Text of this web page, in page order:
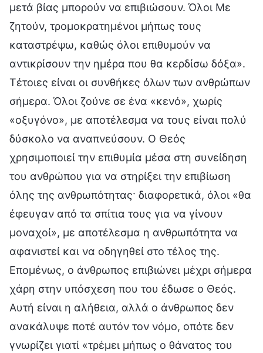
μετά βίας μπορούν να επιβιώσουν. Όλοι Με
ζητούν, τρομοκρατημένοι μήπως τους
καταστρέψω, καθώς όλοι επιθυμούν να
αντικρίσουν την ημέρα που θα κερδίσω δόξα».
Τέτοιες είναι οι συνθήκες όλων των ανθρώπων
σήμερα. Όλοι ζούνε σε ένα «κενό», χωρίς
«οξυγόνο», με αποτέλεσμα να τους είναι πολύ
δύσκολο να αναπνεύσουν. Ο Θεός
χρησιμοποιεί την επιθυμία μέσα στη συνείδηση
του ανθρώπου για να στηρίξει την επιβίωση
όλης της ανθρωπότητας· διαφορετικά, όλοι «θα
έφευγαν από τα σπίτια τους για να γίνουν
μοναχοί», με αποτέλεσμα η ανθρωπότητα να
αφανιστεί και να οδηγηθεί στο τέλος της.
Επομένως, ο άνθρωπος επιβιώνει μέχρι σήμερα
χάρη στην υπόσχεση που του έδωσε ο Θεός.
Αυτή είναι η αλήθεια, αλλά ο άνθρωπος δεν
ανακάλυψε ποτέ αυτόν τον νόμο, οπότε δεν
γνωρίζει γιατί «τρέμει μήπως ο θάνατος του